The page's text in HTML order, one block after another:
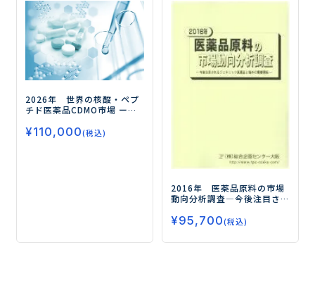
2026年 世界の核酸・ペプ
チド医薬品CDMO市場 ー一
ペプチドCDMO市場が成長ー
¥110,000(税込)
2016年 医薬品原料の市場
動向分析調査―今後注目さ
海外の需要開拓―
¥95,700(税込)